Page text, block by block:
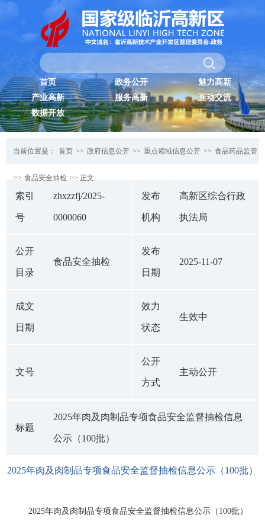
首页 政务公开
魅力高新
产业高新
服务高新
互动交流
数据开放
当前位置是： 首页 >> 政府信息公开 >> 重点领域信息公开 >> 食品药品监管
>> 食品安全抽检 >> 正文
索引
号
zhxzzfj/2025-
0000060
发布
机构
高新区综合行政
执法局
公开
目录
食品安全抽检
发布
日期
2025-11-07
成文
日期
效力
状态
生效中
文号
公开
方式
主动公开
标题
2025年肉及肉制品专项食品安全监督抽检信息
公示（100批）
2025年肉及肉制品专项食品安全监督抽检信息公示（100批）
2025年肉及肉制品专项食品安全监督抽检信息公示（100批）